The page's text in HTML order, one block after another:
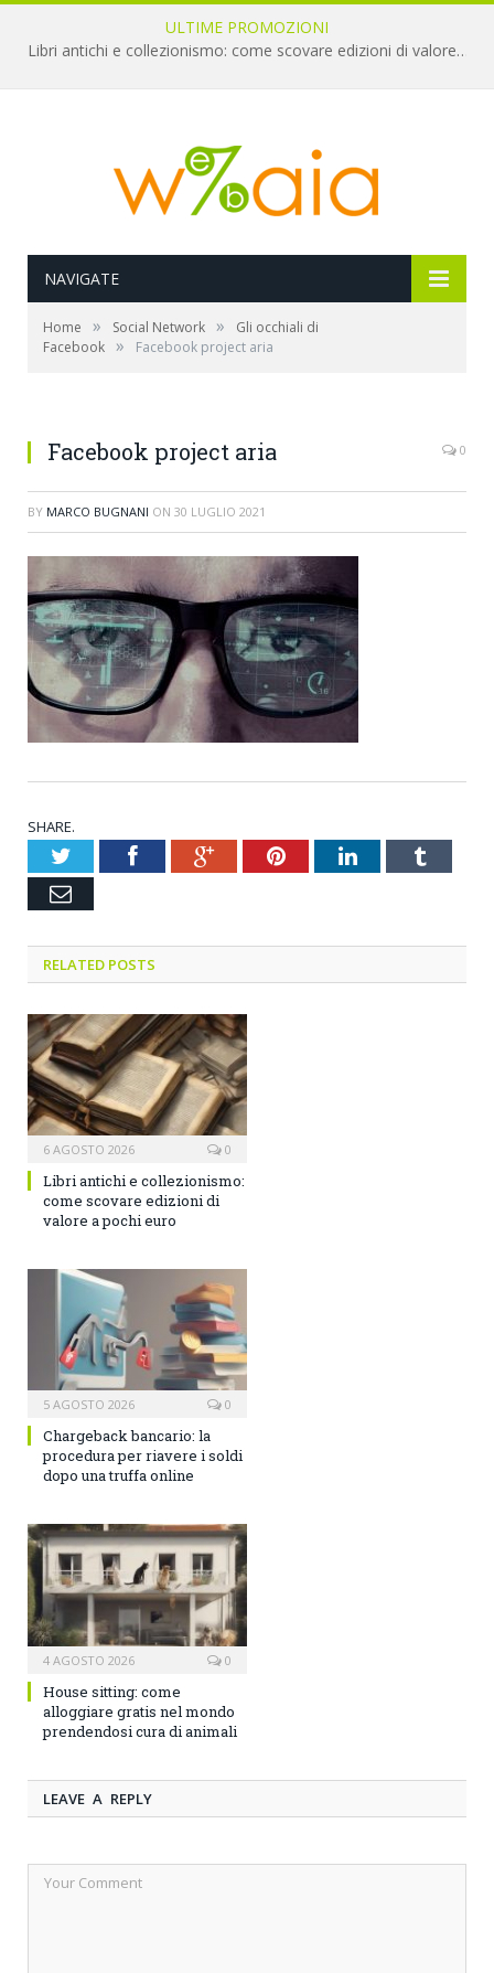
ULTIME PROMOZIONI
Libri antichi e collezionismo: come scovare edizioni di valore a pochi euro
NAVIGATE
Home » Social Network »
Gli occhiali di
Facebook » Facebook project aria
Facebook project aria 0
BY MARCO BUGNANI ON 30 LUGLIO 2021
SHARE.
TwitterFacebookGoogle+PinterestLinkedInTumblr
Email
RELATED POSTS
6 AGOSTO 2026 0
Libri antichi e collezionismo:
come scovare edizioni di
valore a pochi euro
5 AGOSTO 2026 0
Chargeback bancario: la
procedura per riavere i soldi
dopo una truffa online
4 AGOSTO 2026 0
House sitting: come
alloggiare gratis nel mondo
prendendosi cura di animali
LEAVE A REPLY